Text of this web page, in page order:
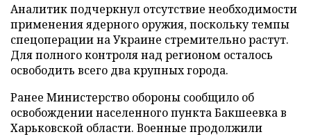
Аналитик подчеркнул отсутствие необходимости
применения ядерного оружия, поскольку темпы
спецоперации на Украине стремительно растут.
Для полного контроля над регионом осталось
освободить всего два крупных города.
Ранее Министерство обороны сообщило об
освобождении населенного пункта Бакшеевка в
Харьковской области. Военные продолжили